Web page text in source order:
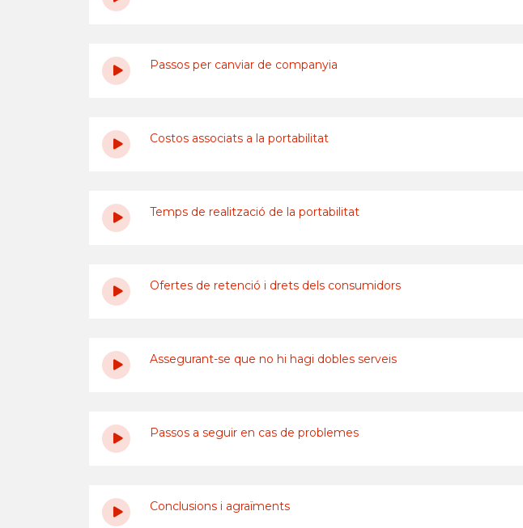
Passos per canviar de companyia
Costos associats a la portabilitat
Temps de realització de la portabilitat
Ofertes de retenció i drets dels consumidors
Assegurant-se que no hi hagi dobles serveis
Passos a seguir en cas de problemes
Conclusions i agraïments